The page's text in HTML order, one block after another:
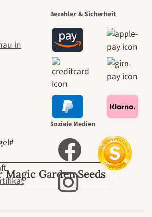
zu uns
führt
durch den
Garten
Magic Garden Seeds
Bezahlen & Sicherheit
Soziale Medien